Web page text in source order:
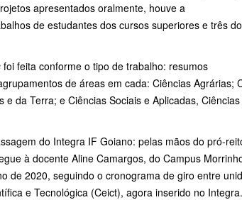
apresentados oralmente, houve a
de estudantes dos cursos superiores e três
foi feita conforme o tipo de trabalho: resumos
de áreas em cada: Ciências Agrárias;
da Terra; e Ciências Sociais e Aplicadas,
do Integra IF Goiano: pelas mãos do pró-
à docente Aline Camargos, do Campus
de 2020, seguindo o cronograma de giro entre
e Tecnológica (Ceict), agora inserido no Integra.